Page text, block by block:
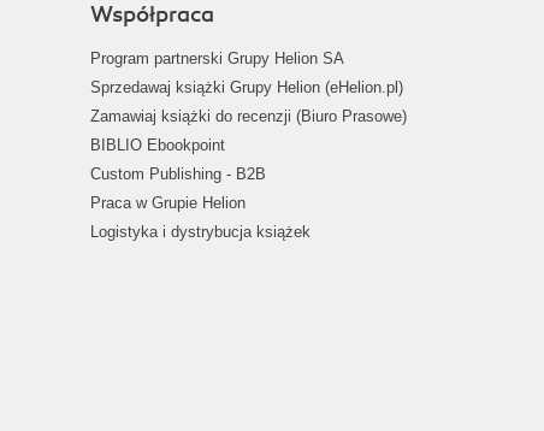
Współpraca
Program partnerski Grupy Helion SA
Sprzedawaj książki Grupy Helion (eHelion.pl)
Zamawiaj książki do recenzji (Biuro Prasowe)
BIBLIO Ebookpoint
Custom Publishing - B2B
Praca w Grupie Helion
Logistyka i dystrybucja książek